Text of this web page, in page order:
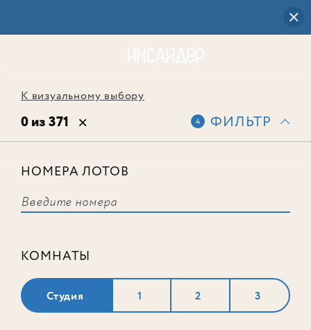
К визуальному выбору
0 из 371 4 ФИЛЬТР
НОМЕРА ЛОТОВ
КОМНАТЫ
Студия 1 2 3
соответствует ни одного лота